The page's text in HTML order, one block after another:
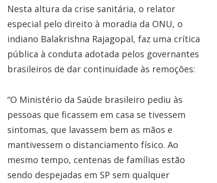
Nesta altura da crise sanitária, o relator
especial pelo direito à moradia da ONU, o
indiano Balakrishna Rajagopal, faz uma crítica
pública à conduta adotada pelos governantes
brasileiros de dar continuidade às remoções:
“O Ministério da Saúde brasileiro pediu às
pessoas que ficassem em casa se tivessem
sintomas, que lavassem bem as mãos e
mantivessem o distanciamento físico. Ao
mesmo tempo, centenas de famílias estão
sendo despejadas em SP sem qualquer